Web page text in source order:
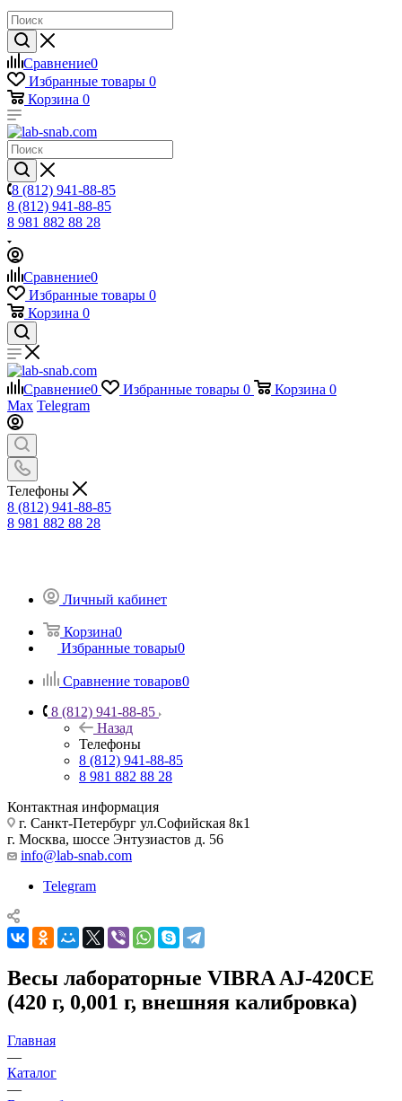
Сравнение0
Избранные товары 0
Корзина 0
8 (812) 941-88-85
8 (812) 941-88-85
8 981 882 88 28
Сравнение0
Избранные товары 0
Корзина 0
Сравнение0 Избранные товары 0 Корзина 0
Max Telegram
Телефоны
8 (812) 941-88-85
8 981 882 88 28
Личный кабинет
Корзина0
Избранные товары0
Сравнение товаров0
8 (812) 941-88-85
Назад
Телефоны
8 (812) 941-88-85
8 981 882 88 28
Контактная информация
г. Санкт-Петербург ул.Софийская 8к1
г. Москва, шоссе Энтузиастов д. 56
info@lab-snab.com
Telegram
Весы лабораторные VIBRA AJ-420CE
(420 г, 0,001 г, внешняя калибровка)
Главная
—
Каталог
—